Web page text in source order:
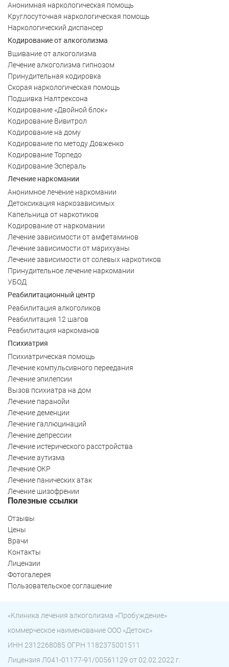
Анонимная наркологическая помощь
Круглосуточная наркологическая помощь
Наркологический диспансер
Кодирование от алкоголизма
Вшивание от алкоголизма
Лечение алкоголизма гипнозом
Принудительная кодировка
Скорая наркологическая помощь
Подшивка Налтрексона
Кодирование «Двойной блок»
Кодирование Вивитрол
Кодирование на дому
Кодирование по методу Довженко
Кодирование Торпедо
Кодирование Эспераль
Лечение наркомании
Анонимное лечение наркомании
Детоксикация наркозависимых
Капельница от наркотиков
Кодирование от наркомании
Лечение зависимости от амфетаминов
Лечение зависимости от марихуаны
Лечение зависимости от солевых наркотиков
Принудительное лечение наркомании
УБОД
Реабилитационный центр
Реабилитация алкоголиков
Реабилитация 12 шагов
Реабилитация наркоманов
Психиатрия
Психиатрическая помощь
Лечение компульсивного переедания
Лечение эпилепсии
Вызов психиатра на дом
Лечение паранойи
Лечение деменции
Лечение галлюцинаций
Лечение депрессии
Лечение истерического расстройства
Лечение аутизма
Лечение ОКР
Лечение панических атак
Лечение шизофрении
Полезные ссылки
Отзывы
Цены
Врачи
Контакты
Лицензии
Фотогалерея
Пользовательское соглашение
«Клиника лечения алкоголизма «Пробуждение»
коммерческое наименование ООО «Детокс»
ИНН 2312268085 ОГРН 1182375001511
Лицензия Л041-01177-91/00561129 от 02.02.2022 г.